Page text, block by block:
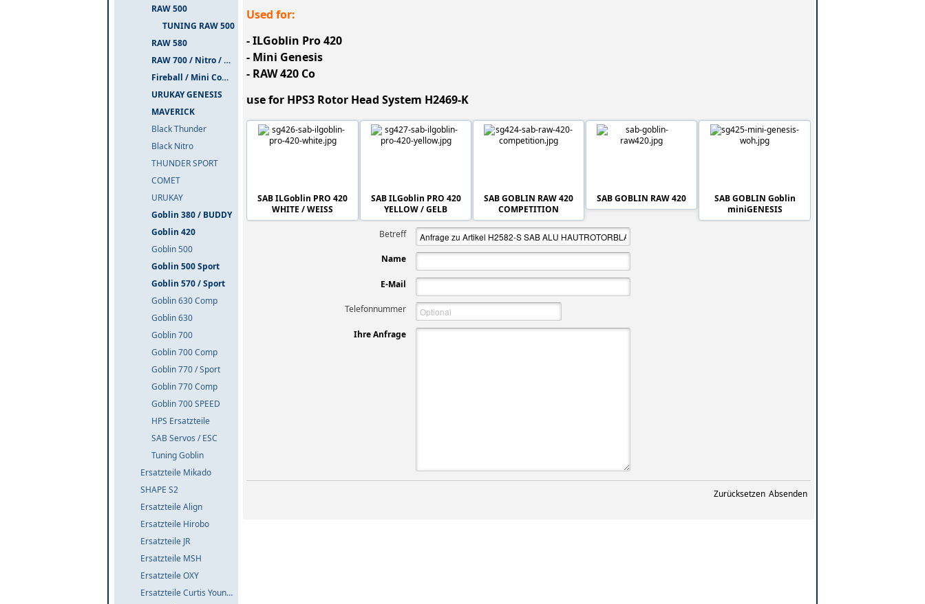
RAW 500
TUNING RAW 500
RAW 580
RAW 700 / Nitro / PIUMA
Fireball / Mini Comet
URUKAY GENESIS
MAVERICK
Black Thunder
Black Nitro
THUNDER SPORT
COMET
URUKAY
Goblin 380 / BUDDY
Goblin 420
Goblin 500
Goblin 500 Sport
Goblin 570 / Sport
Goblin 630 Comp
Goblin 630
Goblin 700
Goblin 700 Comp
Goblin 770 / Sport
Goblin 770 Comp
Goblin 700 SPEED
HPS Ersatzteile
SAB Servos / ESC
Tuning Goblin
Ersatzteile Mikado
SHAPE S2
Ersatzteile Align
Ersatzteile Hirobo
Ersatzteile JR
Ersatzteile MSH
Ersatzteile OXY
Ersatzteile Curtis Youngblood
Used for:
- ILGoblin Pro 420
- Mini Genesis
- RAW 420 Co
use for HPS3 Rotor Head System H2469-K
SAB ILGoblin PRO 420
WHITE / WEISS
SAB ILGoblin PRO 420
YELLOW / GELB
SAB GOBLIN RAW 420
COMPETITION
SAB GOBLIN RAW 420
SAB GOBLIN Goblin
miniGENESIS
Betreff
Name
E-Mail
Telefonnummer
Ihre Anfrage
Zurücksetzen Absenden